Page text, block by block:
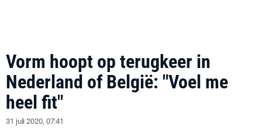
Vorm hoopt op terugkeer in
Nederland of België: "Voel me
heel fit"
31 juli 2020, 07:41